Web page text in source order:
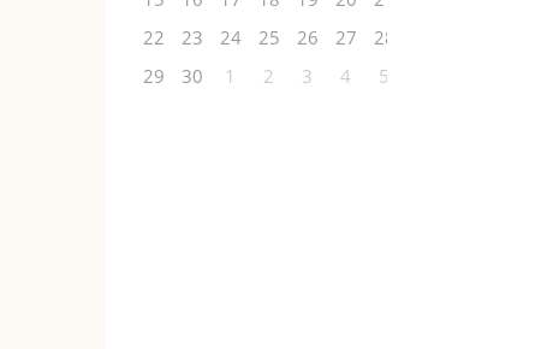
22
23 24 25 26 27
28
29
30 1 2 3 4 5